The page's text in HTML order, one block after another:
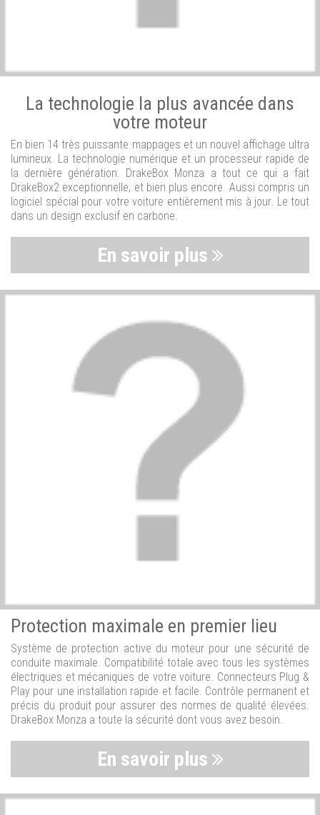
La technologie la plus avancée dans
votre moteur
En bien 14 très puissante mappages et un nouvel affichage ultra
lumineux. La technologie numérique et un processeur rapide de
la dernière génération. DrakeBox Monza a tout ce qui a fait
DrakeBox2 exceptionnelle, et bien plus encore. Aussi compris un
logiciel spécial pour votre voiture entièrement mis à jour. Le tout
dans un design exclusif en carbone.
En savoir plus
Protection maximale en premier lieu
Système de protection active du moteur pour une sécurité de
conduite maximale. Compatibilité totale avec tous les systèmes
électriques et mécaniques de votre voiture. Connecteurs Plug &
Play pour une installation rapide et facile. Contrôle permanent et
précis du produit pour assurer des normes de qualité élevées.
DrakeBox Monza a toute la sécurité dont vous avez besoin.
En savoir plus